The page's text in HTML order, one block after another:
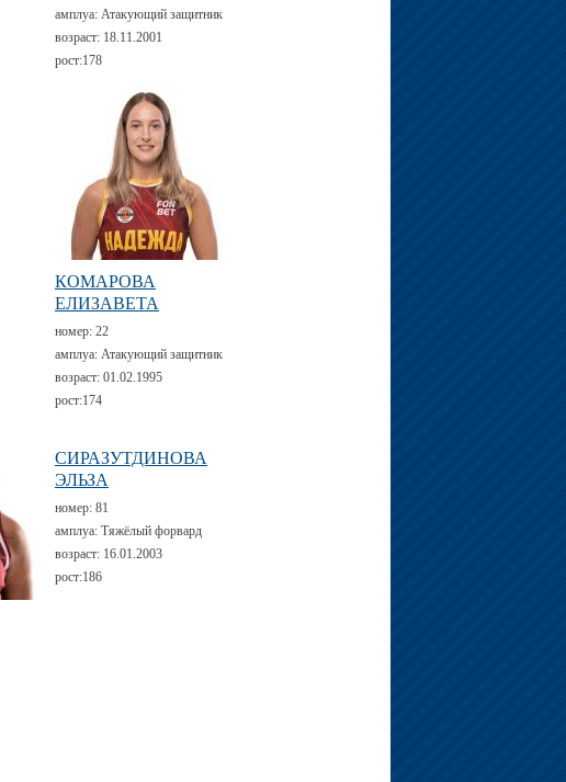
амплуа: Атакующий защитник
возраст: 18.11.2001
рост:178
КОМАРОВА
ЕЛИЗАВЕТА
номер: 22
амплуа: Атакующий защитник
возраст: 01.02.1995
рост:174
СИРАЗУТДИНОВА
ЭЛЬЗА
номер: 81
амплуа: Тяжёлый форвард
возраст: 16.01.2003
рост:186